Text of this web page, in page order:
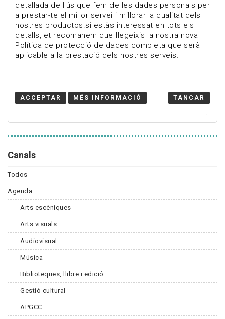
Convocatòries, activitats i notícies del sector de la
cultura.
Canals
Todos
Agenda
Arts escèniques
Arts visuals
Audiovisual
Música
Biblioteques, llibre i edició
Gestió cultural
APGCC
detallada de l'ús que fem de les dades personals per
a prestar-te el millor servei i millorar la qualitat dels
nostres productos.si estàs interessat en tots els
detalls, et recomanem que llegeixis la nostra nova
Política de protecció de dades completa que serà
aplicable a la prestació dels nostres serveis.
ACCEPTAR MÉS INFORMACIÓ TANCAR